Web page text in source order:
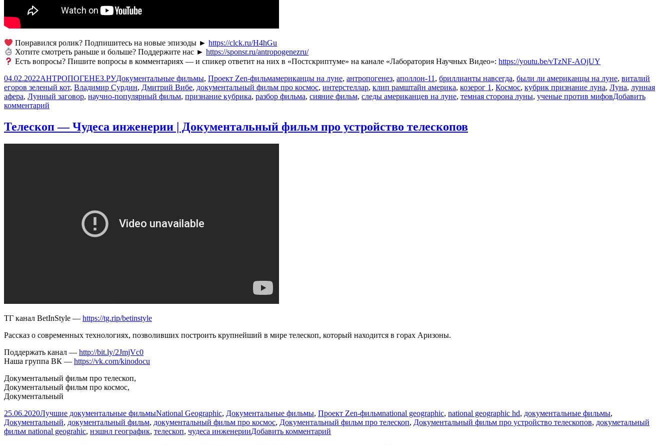
Понравился ролик? Подпишитесь на новые эпизоды ►https://clck.ru/H4hGu
Хотите смотреть раньше и больше? Поддержите нас ►https://sponsr.ru/antropogenezru/
Есть вопросы? Пишите вопросы в комментариях — и спикер ответит на них в «Постскриптуме» на канале «Лаборатория Научных Видео»:https://youtu.be/vTzNF-AOjUY
Опубликовано
04.02.2022Автор
АНТРОПОГЕНЕЗ.РУРубрики
Документальные фильмы, Проект Zen-фильмМетки
американцы на луне, антропогенез, аполлон-11 , бриллианты навсегда, были ли американцы на луне, виталий
егоров зеленый кот, Владимир Сурдин, Дмитрий Вибе, документальный фильм про космос, интерстеллар, клип рамштайн америка, козерог 1 , Космос, кубрик признание луна, Луна, лунная
афера, Лунный заговор, научно-популярный фильм, признание кубрика, разбор фильма, сияние фильм, следы американцев на луне, темная сторона луны, ученые против мифовДобавить
комментарий
Лунный
заговор
Телескоп — Чудеса инженерии | Документальный фильм про устройство телескопов
ТГ канал BetInStyle — https://tg.rip/betinstyle
Рассказ о современных технологиях, позволивших построить крупнейший в мире телескоп, который находится в горах Аризоны.
Поддержать канал — http://bit.ly/2JmjVc0
Наша группа ВК — https://vk.com/kinodocu
Документальный фильм про телескоп,
Документальный фильм про космос,
Документальный
Опубликовано
25.06.2020Автор
Лучшие документальные фильмыРубрики
National Geographic, Документальные фильмы, Проект Zen-фильмМетки
national geographic, national geographic hd, документальные фильмы,
Документальный, документальный фильм, документальный фильм про космос, Документальный фильм про телескоп, Документальный фильм про устройство телескопов, докуметальный
фильм national geograhic, нэшнл географик, телескоп, чудеса инженерииДобавить комментарий